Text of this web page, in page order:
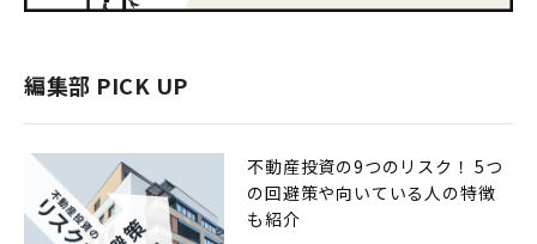
編集部 PICK UP
不動産投資の9つのリスク！ 5つ
の回避策や向いている人の特徴
も紹介